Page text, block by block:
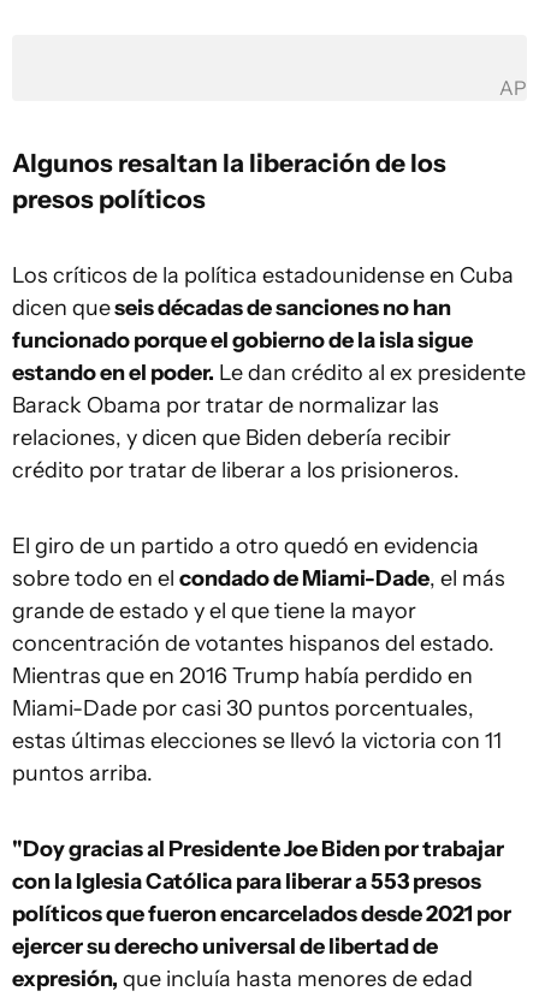
AP
Algunos resaltan la liberación delos
presos políticos
Los críticos de la política estadounidense en Cuba
dicen queseis décadas de sanciones no han
funcionado porque el gobierno de la isla sigue
estando en el poder. Le dan crédito al ex presidente
Barack Obama por tratar de normalizar las
relaciones, y dicen que Biden debería recibir
crédito por tratar de liberar a los prisioneros.
El giro de un partido a otro quedó en evidencia
sobre todo en el condado de Miami-Dade, el más
grande de estado y el que tiene la mayor
concentración de votantes hispanos del estado.
Mientras que en 2016 Trump había perdido en
Miami-Dade por casi 30 puntos porcentuales,
estas últimas elecciones se llevó la victoria con 11
puntos arriba.
"Doy gracias al Presidente Joe Biden por trabajar
con la Iglesia Católica para liberar a 553 presos
políticos que fueron encarcelados desde 2021 por
ejercer su derecho universal de libertad de
expresión, que incluía hasta menores de edad